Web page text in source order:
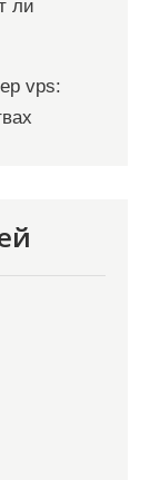
ли
vps: